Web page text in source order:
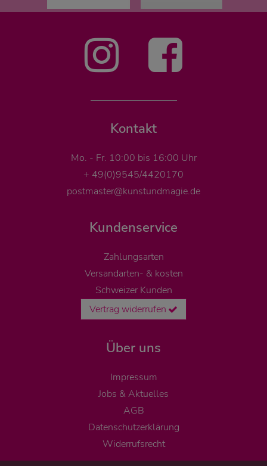
Kontakt
Mo. - Fr. 10:00 bis 16:00 Uhr
+ 49(0)9545/4420170
postmaster@kunstundmagie.de
Kundenservice
Zahlungsarten
Versandarten- & kosten
Schweizer Kunden
Vertrag widerrufen
Über uns
Impressum
Jobs & Aktuelles
AGB
Datenschutzerklärung
Widerrufsrecht